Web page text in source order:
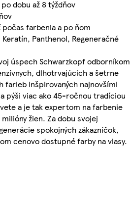
dobu až 8 týždňov
farbenia a po ňom
Panthenol, Regeneračné
úspech Schwarzkopf odborníkom
dlhotrvajúcich a šetrne
inšpirovaných najnovšími
pýši viac ako 45-ročnou tradíciou
a je tak expertom na farbenie
žien. Za dobu svojej
spokojných zákazníčok,
cenovo dostupné farby na vlasy.